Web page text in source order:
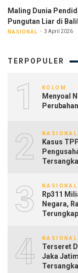
Maling Dunia
Pungutan Liar di
NASIONAL 3 April 2026
TERPOPULER
1 KOLOM
Menyoal
2 NASIONAL
Kasus
Tersangka
3 NASIONAL
Rp311
Negara,
Terungkap
4 NASIONAL
Terseret
Jaka